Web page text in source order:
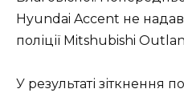
Hyundai Accent не
поліції Mitshubishi
У результаті зіткнення